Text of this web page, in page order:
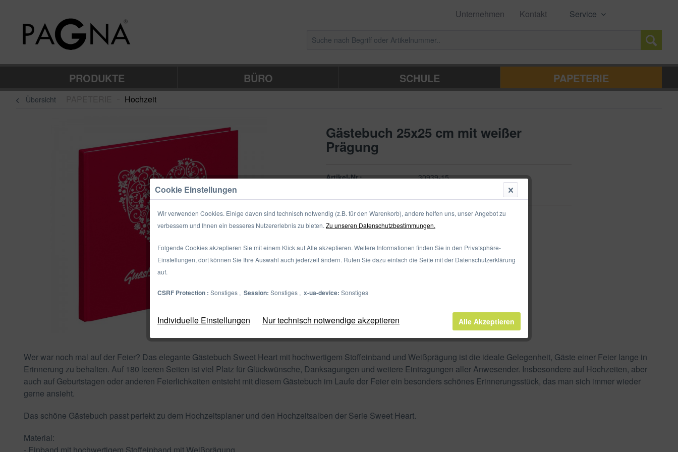
Unternehmen Kontakt Service
PRODUKTE BÜRO SCHULE PAPETERIE
Übersicht Hochzeit
Gästebuch 25x25 cm mit weißer
Prägung
Artikel-Nr.:
30939-15
Zum Shop Merken
Wer war noch mal auf der Feier? Das elegante Gästebuch Sweet Heart mit hochwertigem Stoffeinband und Weißprägung ist die ideale Gelegenheit, Gäste einer Feier lange in
Erinnerung zu behalten. Auf 180 leeren Seiten ist viel Platz für Glückwünsche, Danksagungen und weitere Eintragungen aller Anwesender. Insbesondere auf Hochzeiten, aber
auch auf Geburtstagen oder anderen Feierlichkeiten entsteht mit diesem Gästebuch im Laufe der Feier ein besonders schönes Erinnerungsstück, das man sich immer wieder
gerne ansieht.
Das schöne Gästebuch passt perfekt zu dem Hochzeitsplaner und den Hochzeitsalben der Serie Sweet Heart.
Material:
Cookie Einstellungen
Wir verwenden Cookies. Einige davon sind technisch notwendig (z.B. für den Warenkorb), andere helfen uns, unser Angebot zu
verbessern und Ihnen ein besseres Nutzererlebnis zu bieten. Zu unseren Datenschutzbestimmungen.
Folgende Cookies akzeptieren Sie mit einem Klick auf Alle akzeptieren. Weitere Informationen finden Sie in den Privatsphäre-
Einstellungen, dort können Sie Ihre Auswahl auch jederzeit ändern. Rufen Sie dazu einfach die Seite mit der Datenschutzerklärung
auf.
CSRF Protection : Sonstiges , Session: Sonstiges , x-ua-device: Sonstiges
Individuelle Einstellungen Nur technisch notwendige akzeptieren Alle Akzeptieren